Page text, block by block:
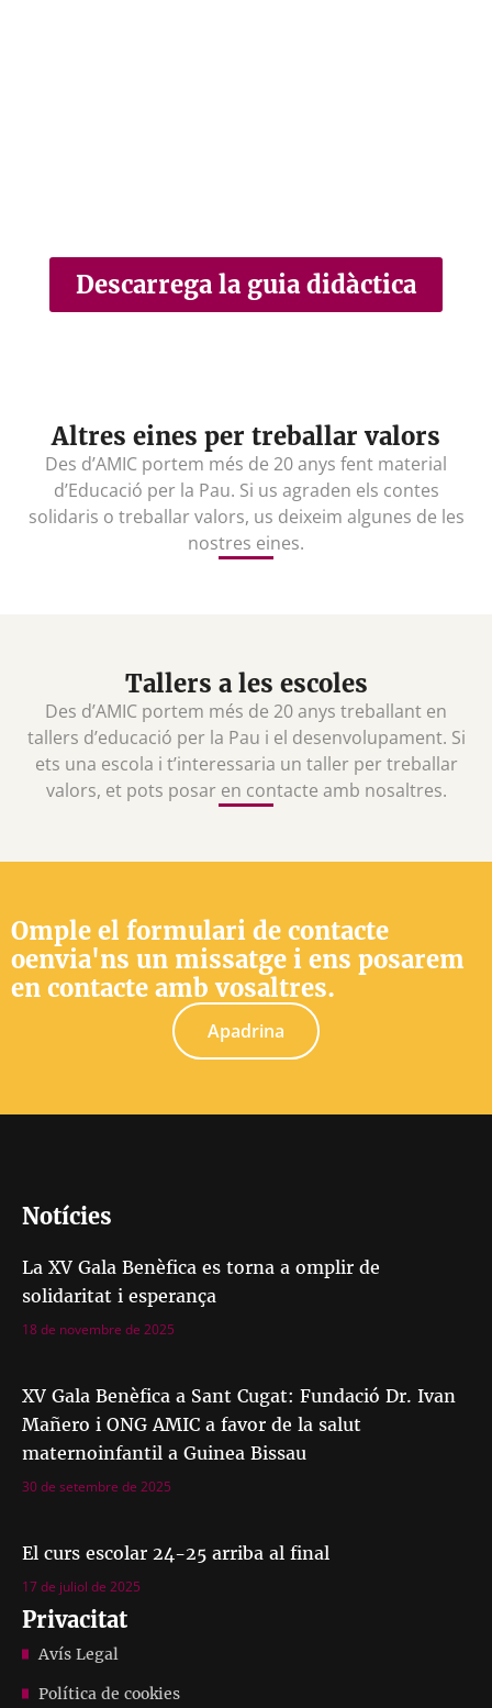
Descarrega la guia didàctica
Altres eines per treballar valors
Des d’AMIC portem més de 20 anys fent material
d’Educació per la Pau. Si us agraden els contes
solidaris o treballar valors, us deixeim algunes de les
nostres eines.
Tallers a les escoles
Des d’AMIC portem més de 20 anys treballant en
tallers d’educació per la Pau i el desenvolupament. Si
ets una escola i t’interessaria un taller per treballar
valors, et pots posar en contacte amb nosaltres.
Omple el formulari de contacte
oenvia'ns un missatge i ens posarem
en contacte amb vosaltres.
Apadrina
Notícies
La XV Gala Benèfica es torna a omplir de
solidaritat i esperança
18 de novembre de 2025
XV Gala Benèfica a Sant Cugat: Fundació Dr. Ivan
Mañero i ONG AMIC a favor de la salut
maternoinfantil a Guinea Bissau
30 de setembre de 2025
El curs escolar 24-25 arriba al final
17 de juliol de 2025
Privacitat
Avís Legal
Política de cookies